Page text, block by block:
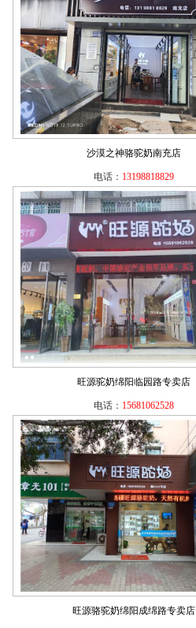
沙漠之神骆驼奶南充店
电话： 13198818829
旺源驼奶绵阳临园路专卖店
电话： 15681062528
旺源骆驼奶绵阳成绵路专卖店